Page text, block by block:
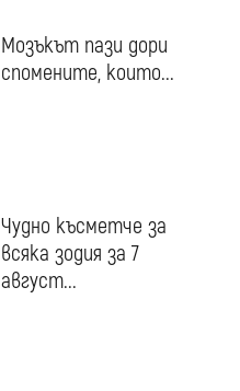
Мозъкът пази дори
спомените, които...
Чудно късметче за
всяка зодия за 7
август...